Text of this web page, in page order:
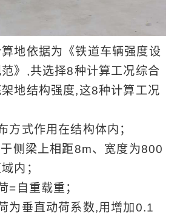
地依据为《铁道车辆强度设
》,共选择8种计算工况综合
地结构强度,这8种计算工况
方式作用在结构体内；
于侧梁上相距8m、宽度为800
内；
=自重载重；
为垂直动荷系数,用增加0.1